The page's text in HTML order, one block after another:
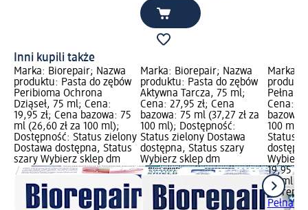
Inni kupili także
Marka: Biorepair; Nazwa
produktu: Pasta do zębów
Peribioma Ochrona
Dziąseł, 75 ml; Cena:
19,95 zł; Cena bazowa: 75
ml (26,60 zł za 100 ml);
Dostępność: Status zielony
Dostawa dostępna, Status
szary Wybierz sklep dm
Marka: Biorepair; Nazwa
produktu: Pasta do zębów
Aktywna Tarcza, 75 ml;
Cena: 27,95 zł; Cena
bazowa: 75 ml (37,27 zł za
100 ml); Dostępność:
Status zielony Dostawa
dostępna, Status szary
Wybierz sklep dm
Marka:
Pełna
Cena:
bazowa:
100 ml);
Status
Wybierz
19,95 zł
75 ml
Pełna